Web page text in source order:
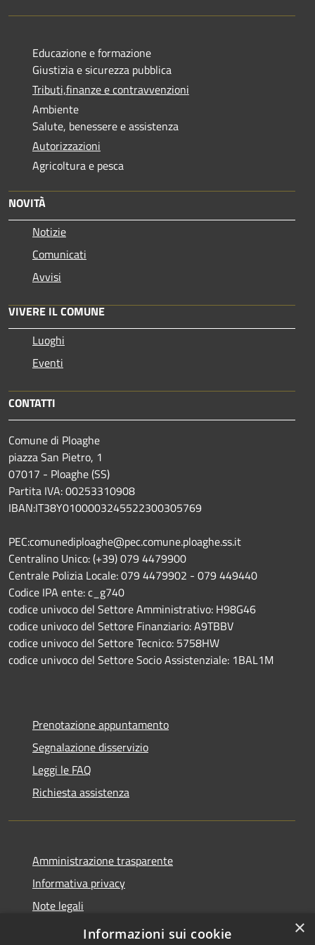
Educazione e formazione
Giustizia e sicurezza pubblica
Tributi,finanze e contravvenzioni
Ambiente
Salute, benessere e assistenza
Autorizzazioni
Agricoltura e pesca
NOVITÀ
Notizie
Comunicati
Avvisi
VIVERE IL COMUNE
Luoghi
Eventi
CONTATTI
Comune di Ploaghe
piazza San Pietro, 1
07017 - Ploaghe (SS)
Partita IVA: 00253310908
IBAN:IT38Y0100003245522300305769
PEC:comunediploaghe@pec.comune.ploaghe.ss.it
Centralino Unico: (+39) 079 4479900
Centrale Polizia Locale: 079 4479902 - 079 449440
Codice IPA ente: c_g740
codice univoco del Settore Amministrativo: H98G46
codice univoco del Settore Finanziario: A9TBBV
codice univoco del Settore Tecnico: 5758HW
codice univoco del Settore Socio Assistenziale: 1BAL1M
Prenotazione appuntamento
Segnalazione disservizio
Leggi le FAQ
Richiesta assistenza
Amministrazione trasparente
Informativa privacy
Note legali
Dichiarazione di accessibilità
×
Informazioni sui cookie